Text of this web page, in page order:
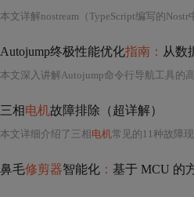
本文详解nostream（TypeScript编写的
Autojump终极性能优化指南： 从数
本文深入讲解Autojump命令行导航工具的
三相电机故障排除（超详解）
本文详细介绍了三相 电机常见的11种故障
鼻毛修剪器智能化 ： 基于 MCU 的